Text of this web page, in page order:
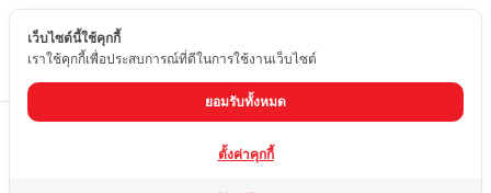
TH
หินอ่อน WHITE VOLAKAS
เว็บไซต์นี้ใช้คุกกี้
เราใช้คุกกี้เพื่อประสบการณ์ที่ดีในการใช้งานเว็บไซต์
ยอมรับทั้งหมด
ตั้งค่าคุกกี้